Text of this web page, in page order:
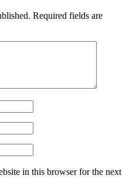
Required fields are
in this browser for the next